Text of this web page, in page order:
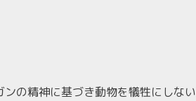
の精神に基づき動物を犠牲にしな